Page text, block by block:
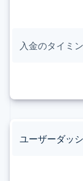
入金のタイミ
ユーザーダッ